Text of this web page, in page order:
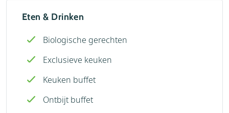
Eten & Drinken
Biologische gerechten
Exclusieve keuken
Keuken buffet
Ontbijt buffet